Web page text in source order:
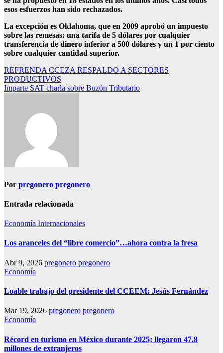
esos esfuerzos han sido rechazados.
La excepción es Oklahoma, que en 2009 aprobó un impuesto
sobre las remesas: una tarifa de 5 dólares por cualquier
transferencia de dinero inferior a 500 dólares y un 1 por ciento
sobre cualquier cantidad superior.
Navegación
de
REFRENDA CCEZA RESPALDO A SECTORES
PRODUCTIVOS
Imparte SAT charla sobre Buzón Tributario
Por pregonero pregonero
Entrada relacionada
Economía Internacionales
Los aranceles del “libre comercio”…ahora contra la fresa
Abr 9, 2026 pregonero pregonero
Economía
Loable trabajo del presidente del CCEEM: Jesús Fernández
Mar 19, 2026 pregonero pregonero
Economía
Récord en turismo en México durante 2025; llegaron 47.8
millones de extranjeros